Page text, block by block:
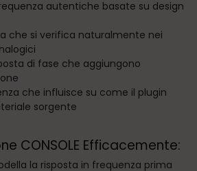
autentiche basate su design
che si verifica naturalmente nei
di fase che aggiungono
che influisce su come il plugin
sorgente
CONSOLE Efficacemente:
la risposta in frequenza prima